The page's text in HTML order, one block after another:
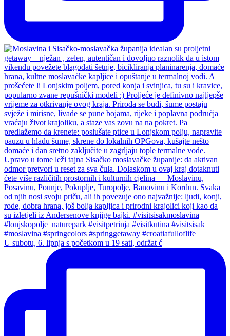
U subotu, 6. lipnja s početkom u 19 sati, održat ć